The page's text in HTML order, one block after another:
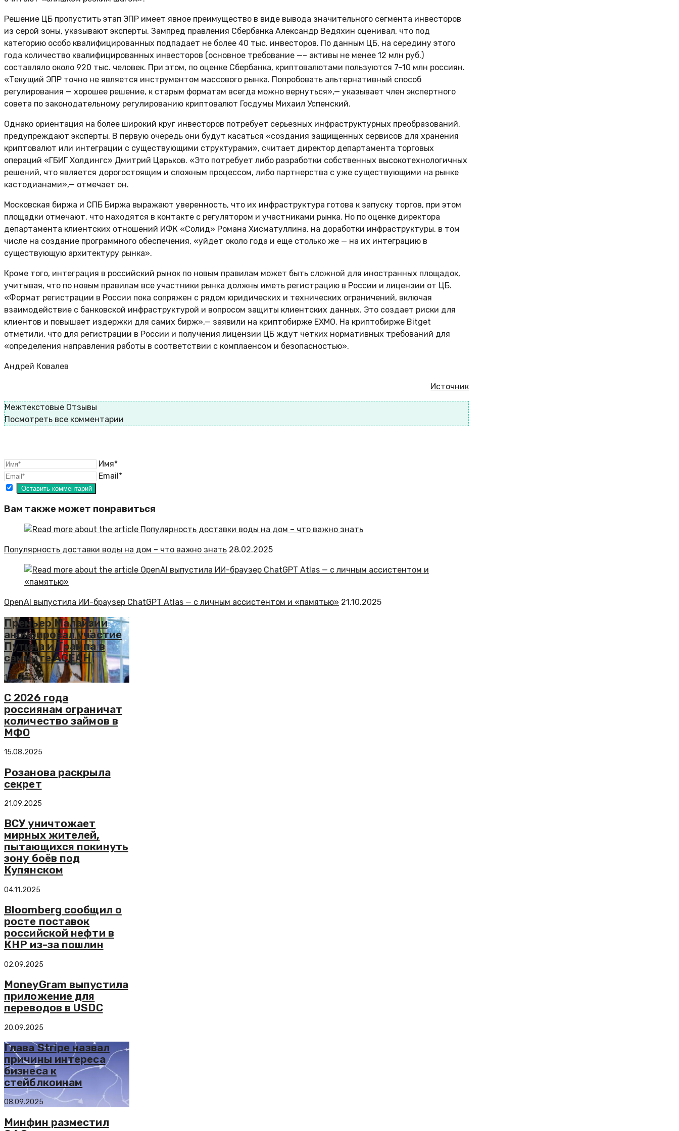
Решение ЦБ пропустить этап ЭПР имеет явное преимущество в виде вывода значительного сегмента инвесторов
из серой зоны, указывают эксперты. Зампред правления Сбербанка Александр Ведяхин оценивал, что под
категорию особо квалифицированных подпадает не более 40 тыс. инвесторов. По данным ЦБ, на середину этого
года количество квалифицированных инвесторов (основное требование —– активы не менее 12 млн руб.)
составляло около 920 тыс. человек. При этом, по оценке Сбербанка, криптовалютами пользуются 7–10 млн россиян.
«Текущий ЭПР точно не является инструментом массового рынка. Попробовать альтернативный способ
регулирования — хорошее решение, к старым форматам всегда можно вернуться»,— указывает член экспертного
совета по законодательному регулированию криптовалют Госдумы Михаил Успенский.
Однако ориентация на более широкий круг инвесторов потребует серьезных инфраструктурных преобразований,
предупреждают эксперты. В первую очередь они будут касаться «создания защищенных сервисов для хранения
криптовалют или интеграции с существующими структурами», считает директор департамента торговых
операций «ГБИГ Холдингс» Дмитрий Царьков. «Это потребует либо разработки собственных высокотехнологичных
решений, что является дорогостоящим и сложным процессом, либо партнерства с уже существующими на рынке
кастодианами»,— отмечает он.
Московская биржа и СПБ Биржа выражают уверенность, что их инфраструктура готова к запуску торгов, при этом
площадки отмечают, что находятся в контакте с регулятором и участниками рынка. Но по оценке директора
департамента клиентских отношений ИФК «Солид» Романа Хисматуллина, на доработки инфраструктуры, в том
числе на создание программного обеспечения, «уйдет около года и еще столько же — на их интеграцию в
существующую архитектуру рынка».
Кроме того, интеграция в российский рынок по новым правилам может быть сложной для иностранных площадок,
учитывая, что по новым правилам все участники рынка должны иметь регистрацию в России и лицензии от ЦБ.
«Формат регистрации в России пока сопряжен с рядом юридических и технических ограничений, включая
взаимодействие с банковской инфраструктурой и вопросом защиты клиентских данных. Это создает риски для
клиентов и повышает издержки для самих бирж»,— заявили на криптобирже ЕХМО. На криптобирже Bitget
отметили, что для регистрации в России и получения лицензии ЦБ ждут четких нормативных требований для
«определения направления работы в соответствии с комплаенсом и безопасностью».
Андрей Ковалев
Источник
Межтекстовые Отзывы
Посмотреть все комментарии
Имя*
Email*
Вам также может понравиться
Популярность доставки воды на дом – что важно знать 28.02.2025
OpenAI выпустила ИИ-браузер ChatGPT Atlas — с личным ассистентом и «памятью» 21.10.2025
Премьер Малайзии
анонсировал участие
Путина и Трампа в
саммите АСЕАН
13.09.2025
С 2026 года
россиянам ограничат
количество займов в
МФО
15.08.2025
Розанова раскрыла
секрет
21.09.2025
ВСУ уничтожает
мирных жителей,
пытающихся покинуть
зону боёв под
Купянском
04.11.2025
Bloomberg сообщил о
росте поставок
российской нефти в
КНР из-за пошлин
02.09.2025
MoneyGram выпустила
приложение для
переводов в USDC
20.09.2025
Глава Stripe назвал
причины интереса
бизнеса к
стейблкоинам
08.09.2025
Минфин разместил